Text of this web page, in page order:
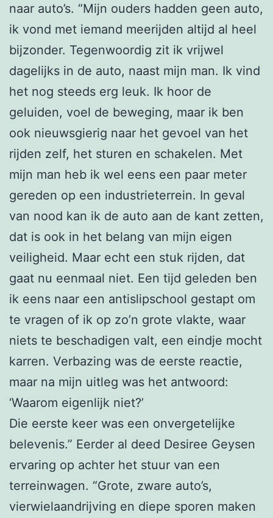
naar auto’s. “Mijn ouders hadden geen auto,
ik vond met iemand meerijden altijd al heel
bijzonder. Tegenwoordig zit ik vrijwel
dagelijks in de auto, naast mijn man. Ik vind
het nog steeds erg leuk. Ik hoor de
geluiden, voel de beweging, maar ik ben
ook nieuwsgierig naar het gevoel van het
rijden zelf, het sturen en schakelen. Met
mijn man heb ik wel eens een paar meter
gereden op een industrieterrein. In geval
van nood kan ik de auto aan de kant zetten,
dat is ook in het belang van mijn eigen
veiligheid. Maar echt een stuk rijden, dat
gaat nu eenmaal niet. Een tijd geleden ben
ik eens naar een antislipschool gestapt om
te vragen of ik op zo’n grote vlakte, waar
niets te beschadigen valt, een eindje mocht
karren. Verbazing was de eerste reactie,
maar na mijn uitleg was het antwoord:
‘Waarom eigenlijk niet?’
Die eerste keer was een onvergetelijke
belevenis.” Eerder al deed Desiree Geysen
ervaring op achter het stuur van een
terreinwagen. “Grote, zware auto’s,
vierwielaandrijving en diepe sporen maken